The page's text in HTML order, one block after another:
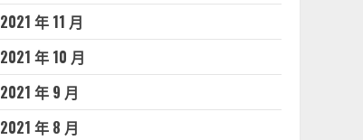
2021 年 11 月
2021 年 10 月
2021 年 9 月
2021 年 8 月